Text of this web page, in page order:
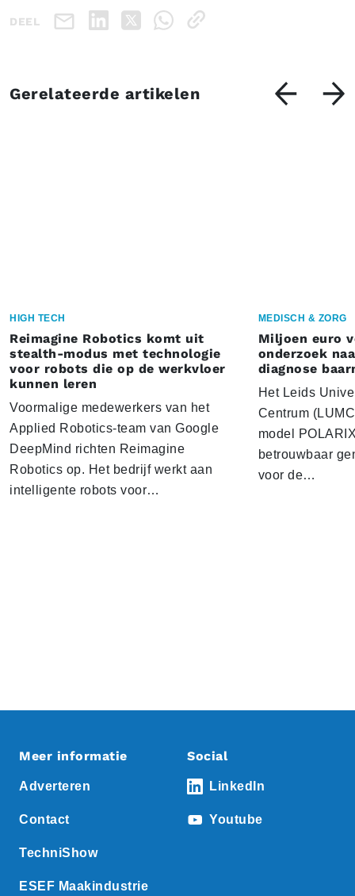
DEEL
Gerelateerde artikelen
HIGH TECH
Reimagine Robotics komt uit
stealth-modus met technologie
voor robots die op de werkvloer
kunnen leren
Voormalige medewerkers van het
Applied Robotics-team van Google
DeepMind richten Reimagine
Robotics op. Het bedrijf werkt aan
intelligente robots voor…
MEDISCH & ZORG
Miljoen euro
onderzoek
diagnose
Het Leids
Centrum
model
betrouwbaar
voor de…
Meer informatie
Adverteren
Contact
TechniShow
ESEF Maakindustrie
Social
LinkedIn
Youtube